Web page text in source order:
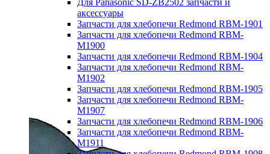
Для Panasonic SD-ZB2502 запчасти и
аксессуары
Запчасти для хлебопечи Redmond RBM-1901
Запчасти для хлебопечи Redmond RBM-
M1900
Запчасти для хлебопечи Redmond RBM-1904
Запчасти для хлебопечи Redmond RBM-
M1902
Запчасти для хлебопечи Redmond RBM-1905
Запчасти для хлебопечи Redmond RBM-
M1907
Запчасти для хлебопечи Redmond RBM-1906
Запчасти для хлебопечи Redmond RBM-
M1911